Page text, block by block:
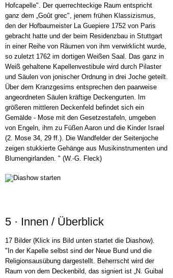
Hofcapelle". Der querrechteckige Raum entspricht
ganz dem „Goût grec", jenem frühen Klassizismus,
den der Hofbaumeister La Guepiere 1752 von Paris
gebracht hatte und der beim Residenzbau in Stuttgart
in einer Reihe von Räumen von ihm verwirklicht wurde,
so zuletzt 1762 im dortigen Weißen Saal. Das ganz in
Weiß gehaltene Kapellenvestibule wird durch Pilaster
und Säulen von jonischer Ordnung in drei Joche geteilt.
Über dem Kranzgesims entsprechen den paarweise
angeordneten Säulen kräftige Deckengurten. Im
größeren mittleren Deckenfeld befindet sich ein
Gemälde - Mose mit den Gesetzestafeln, umgeben
von Engeln, ihm zu Füßen Aaron und die Kinder Israel
(2. Mose 34, 29 ff.). Die Wandfelder der Seitenjoche
zeigen stukkierte Gehänge aus Musikinstrumenten und
Blumengirlanden. " (W.-G. Fleck)
5 · Innen / Überblick
17 Bilder (Klick ins Bild unten startet die Diashow).
"In der Kapelle selbst sind der Neue Bund und die
Religionsausübung dargestellt. Beherrscht wird der
Raum von dem Deckenbild, das signiert ist „N. Guibal